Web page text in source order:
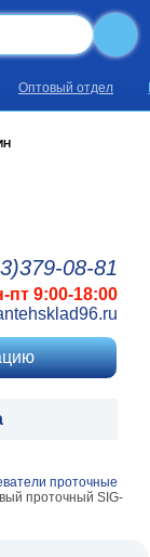
Оптовый отдел
379-08-81
пт 9:00-18:00
проточные
проточный SIG-